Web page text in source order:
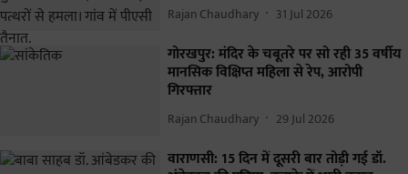
Rajan Chaudhary 31 Jul 2026
गोरखपुर: मंदिर के चबूतरे पर सो रही 35 वर्षीय
मानसिक विक्षिप्त महिला से रेप, आरोपी
गिरफ्तार
Rajan Chaudhary 29 Jul 2026
वाराणसी: 15 दिन में दूसरी बार तोड़ी गई डॉ.